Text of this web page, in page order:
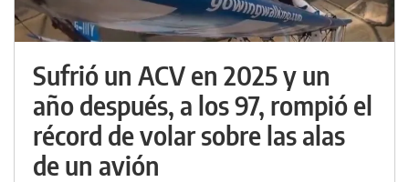
Sufrió un ACV en 2025 y un
año después, a los 97, rompió el
récord de volar sobre las alas
de un avión